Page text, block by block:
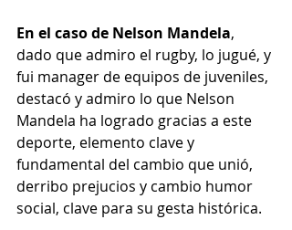
En el caso de Nelson Mandela,
dado que admiro el rugby, lo jugué, y
fui manager de equipos de juveniles,
destacó y admiro lo que Nelson
Mandela ha logrado gracias a este
deporte, elemento clave y
fundamental del cambio que unió,
derribo prejucios y cambio humor
social, clave para su gesta histórica.